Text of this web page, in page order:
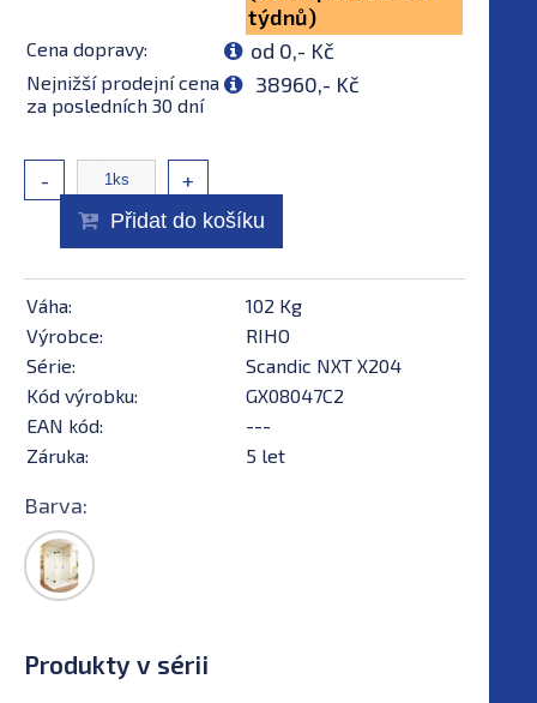
týdnů)
Cena dopravy: od 0,- Kč
Nejnižší prodejní cena
za posledních 30 dní
38960,- Kč
- +
Přidat do košíku
Váha:
102 Kg
Výrobce:
RIHO
Série:
Scandic NXT X204
Kód výrobku:
GX08047C2
EAN kód:
---
Záruka:
5 let
Barva:
Produkty v sérii